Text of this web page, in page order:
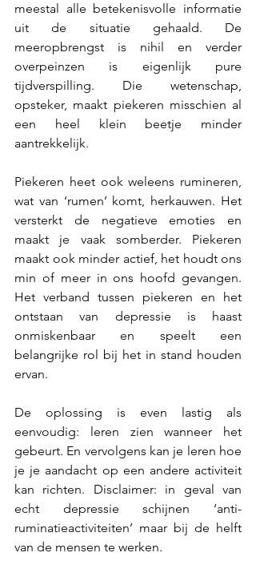
meestal alle betekenisvolle informatie
uit de situatie gehaald. De
meeropbrengst is nihil en verder
overpeinzen is eigenlijk pure
tijdverspilling. Die wetenschap,
opsteker, maakt piekeren misschien al
een heel klein beetje minder
aantrekkelijk.
Piekeren heet ook weleens rumineren,
wat van ‘rumen’ komt, herkauwen. Het
versterkt de negatieve emoties en
maakt je vaak somberder. Piekeren
maakt ook minder actief, het houdt ons
min of meer in ons hoofd gevangen.
Het verband tussen piekeren en het
ontstaan van depressie is haast
onmiskenbaar en speelt een
belangrijke rol bij het in stand houden
ervan.
De oplossing is even lastig als
eenvoudig: leren zien wanneer het
gebeurt. En vervolgens kan je leren hoe
je je aandacht op een andere activiteit
kan richten. Disclaimer: in geval van
echt depressie schijnen ‘anti-
ruminatieactiviteiten’ maar bij de helft
van de mensen te werken.